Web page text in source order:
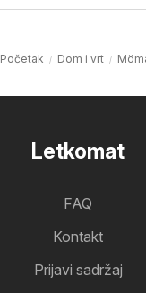
Početak Dom i vrt
Letkomat
FAQ
Kontakt
Prijavi sadržaj